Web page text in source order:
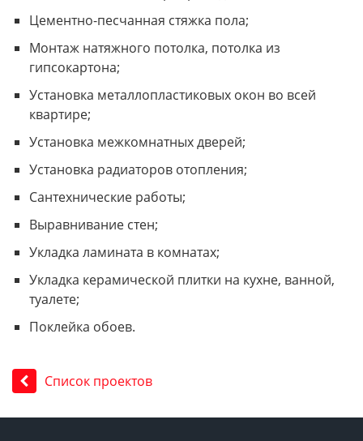
Цементно-песчанная стяжка пола;
Монтаж натяжного потолка, потолка из
гипсокартона;
Установка металлопластиковых окон во всей
квартире;
Установка межкомнатных дверей;
Установка радиаторов отопления;
Сантехнические работы;
Выравнивание стен;
Укладка ламината в комнатах;
Укладка керамической плитки на кухне, ванной,
туалете;
Поклейка обоев.
Список проектов